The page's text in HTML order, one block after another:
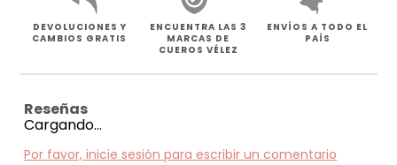
DEVOLUCIONES Y
CAMBIOS GRATIS
ENCUENTRA LAS 3
MARCAS DE
CUEROS VÉLEZ
ENVÍOS A TODO EL
PAÍS
Cargando…
Por favor, inicie sesión para escribir un comentario